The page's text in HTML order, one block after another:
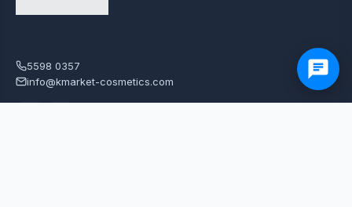
5598 0357
info@kmarket-cosmetics.com